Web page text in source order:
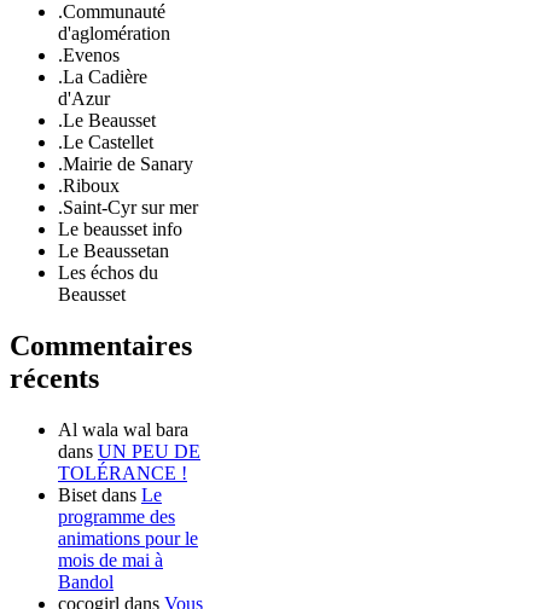
.Communauté
d'aglomération
.Evenos
.La Cadière
d'Azur
.Le Beausset
.Le Castellet
.Mairie de Sanary
.Riboux
.Saint-Cyr sur mer
Le beausset info
Le Beaussetan
Les échos du
Beausset
Commentaires
récents
Al wala wal bara
dans UN PEU DE
TOLÉRANCE !
Biset dans Le
programme des
animations pour le
mois de mai à
Bandol
cocogirl dans Vous